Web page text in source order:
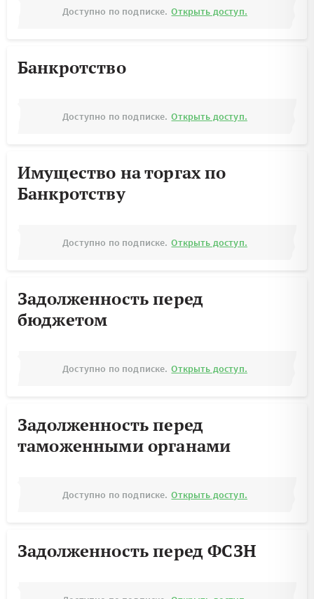
Доступно по подписке. Открыть доступ.
Банкротство
Доступно по подписке. Открыть доступ.
Имущество на торгах по
Банкротству
Доступно по подписке. Открыть доступ.
Задолженность перед
бюджетом
Доступно по подписке. Открыть доступ.
Задолженность перед
таможенными органами
Доступно по подписке. Открыть доступ.
Задолженность перед ФСЗН